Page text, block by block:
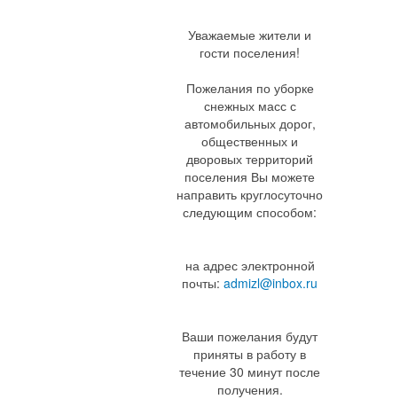
Уважаемые жители и
гости поселения!
Пожелания по уборке
снежных масс с
автомобильных дорог,
общественных и
дворовых территорий
поселения Вы можете
направить круглосуточно
следующим способом:
на адрес электронной
почты:admizl@inbox.ru
Ваши пожелания будут
приняты в работу в
течение 30 минут после
получения.